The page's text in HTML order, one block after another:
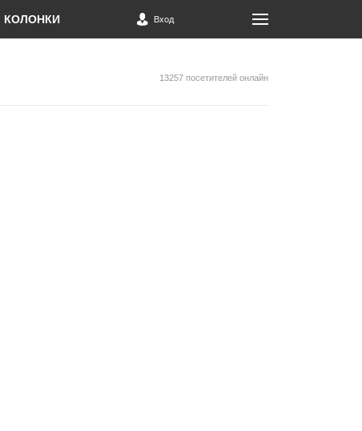
КОЛОНКИ Вход
13257 посетителей онлайн